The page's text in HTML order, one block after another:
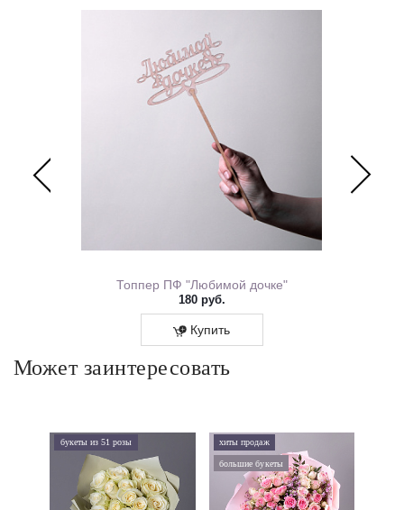
Топпер ПФ "Любимой дочке"
180 руб.
Купить
Может заинтересовать
букеты из 51 розы хиты продаж
большие букеты